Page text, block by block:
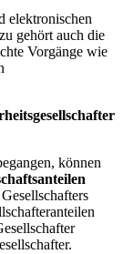
elektronischen
gehört auch die
Vorgänge wie
können